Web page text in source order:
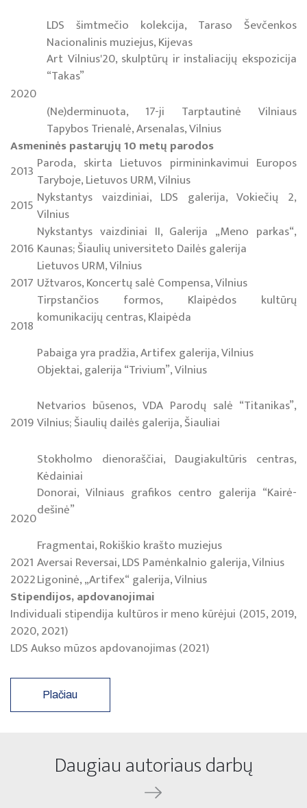
LDS šimtmečio kolekcija, Taraso Ševčenkos
Nacionalinis muziejus, Kijevas
2020
Art Vilnius'20, skulptūrų ir instaliacijų ekspozicija
“Takas”
(Ne)derminuota, 17-ji Tarptautinė Vilniaus
Tapybos Trienalė, Arsenalas, Vilnius
Asmeninės pastarųjų 10 metų parodos
2013 Paroda, skirta Lietuvos pirmininkavimui Europos
Taryboje, Lietuvos URM, Vilnius
2015 Nykstantys vaizdiniai, LDS galerija, Vokiečių 2,
Vilnius
2016
Nykstantys vaizdiniai II, Galerija „Meno parkas“,
Kaunas; Šiaulių universiteto Dailės galerija
Lietuvos URM, Vilnius
2017 Užtvaros, Koncertų salė Compensa, Vilnius
2018
Tirpstančios formos, Klaipėdos kultūrų
komunikacijų centras, Klaipėda
Pabaiga yra pradžia, Artifex galerija, Vilnius
2019
Objektai, galerija “Trivium”, Vilnius
Netvarios būsenos, VDA Parodų salė “Titanikas”,
Vilnius; Šiaulių dailės galerija, Šiauliai
Stokholmo dienoraščiai, Daugiakultūris centras,
Kėdainiai
2020
Donorai, Vilniaus grafikos centro galerija “Kairė-
dešinė”
Fragmentai, Rokiškio krašto muziejus
2021 Aversai Reversai, LDS Pamėnkalnio galerija, Vilnius
2022Ligoninė, „Artifex“ galerija, Vilnius
Stipendijos, apdovanojimai
Individuali stipendija kultūros ir meno kūrėjui (2015, 2019,
2020, 2021)
LDS Aukso mūzos apdovanojimas (2021)
Plačiau
Daugiau autoriaus darbų